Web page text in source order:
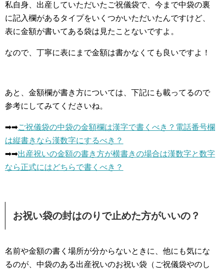
私自身、出産していただいたご祝儀袋で、今まで中袋の裏
に記入欄があるタイプをいくつかいただいたんですけど、
表に金額が書いてある袋は見たことないですよ。
なので、丁寧に表にまで金額は書かなくても良いですよ！
あと、金額欄が書き方については、下記にも載ってるので
参考にしてみてくださいね。
➡︎➡︎ご祝儀袋の中袋の金額欄は漢字で書くべき？電話番号欄
は縦書きなら漢数字にするべき？
➡︎➡︎出産祝いの金額の書き方が横書きの場合は漢数字と数字
なら正式にはどちらで書くべき？
お祝い袋の封はのりで止めた方がいいの？
名前や金額の書く場所が分からないときに、他にも気にな
るのが、中袋のある出産祝いのお祝い袋（ご祝儀袋やのし